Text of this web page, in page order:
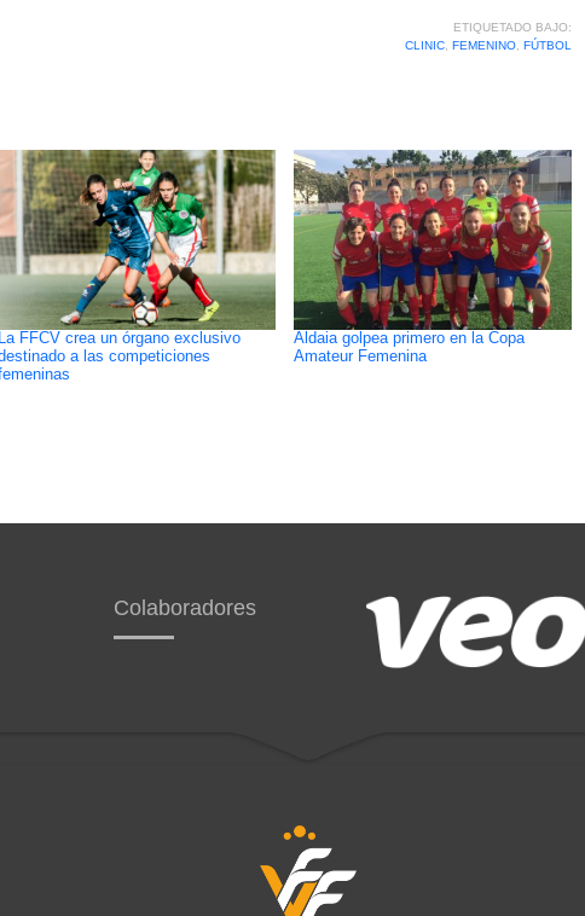
ETIQUETADO BAJO:
CLINIC, FEMENINO, FÚTBOL
La FFCV crea un órgano exclusivo
a las competiciones
Aldaia golpea primero en la Copa
Amateur Femenina
Colaboradores